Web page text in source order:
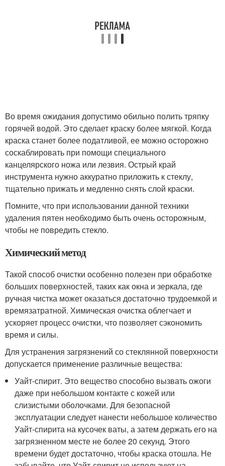
Во время ожидания допустимо обильно полить тряпку
горячей водой. Это сделает краску более мягкой. Когда
краска станет более податливой, ее можно осторожно
соскаблировать при помощи специального
канцелярского ножа или лезвия. Острый край
инструмента нужно аккуратно приложить к стеклу,
тщательно прижать и медленно снять слой краски.
Помните, что при использовании данной техники
удаления пятен необходимо быть очень осторожным,
чтобы не повредить стекло.
Химический метод
Такой способ очистки особенно полезен при обработке
больших поверхностей, таких как окна и зеркала, где
ручная чистка может оказаться достаточно трудоемкой и
времязатратной. Химическая очистка облегчает и
ускоряет процесс очистки, что позволяет сэкономить
время и силы.
Для устранения загрязнений со стеклянной поверхности
допускается применение различные вещества:
Уайт-спирит. Это вещество способно вызвать ожоги
даже при небольшом контакте с кожей или
слизистыми оболочками. Для безопасной
эксплуатации следует нанести небольшое количество
Уайт-спирита на кусочек ваты, а затем держать его на
загрязненном месте не более 20 секунд. Этого
времени будет достаточно, чтобы краска отошла. Не